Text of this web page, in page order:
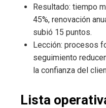
Resultado: tiempo
45%, renovación
subió 15 puntos.
Lección: procesos
seguimiento
la confianza del
Lista